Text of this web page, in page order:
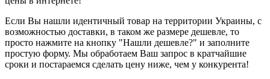
Если Вы нашли идентичный товар на территории Украины, с
возможностью доставки, в таком же размере дешевле, то
просто нажмите на кнопку "Нашли дешевле?" и заполните
простую форму. Мы обработаем Ваш запрос в кратчайшие
сроки и постараемся сделать цену ниже, чем у конкурента!